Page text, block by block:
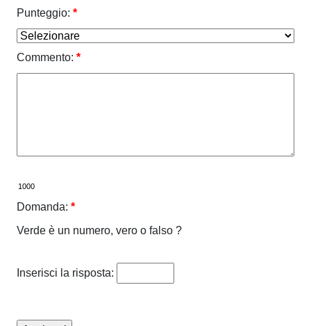
Punteggio: *
Commento: *
Domanda: *
Verde è un numero, vero o falso ?
Inserisci la risposta: